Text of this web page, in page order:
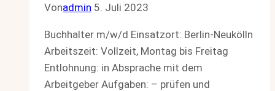
Vonadmin 5. Juli 2023
Buchhalter m/w/d Einsatzort: Berlin-Neukölln
Arbeitszeit: Vollzeit, Montag bis Freitag
Entlohnung: in Absprache mit dem
Arbeitgeber Aufgaben: – prüfen und